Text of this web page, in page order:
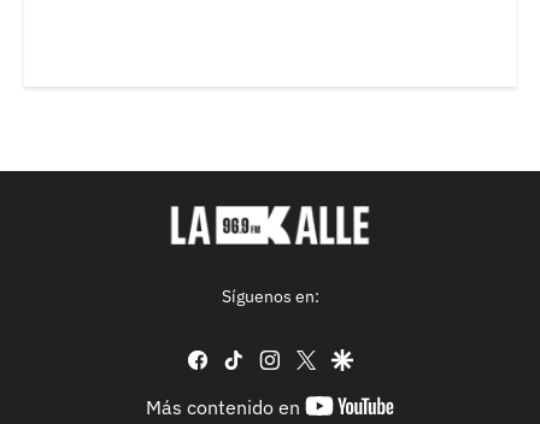
Síguenos en:
facebook
tiktok instagram
twittergoogle
Más contenido en
youtube-